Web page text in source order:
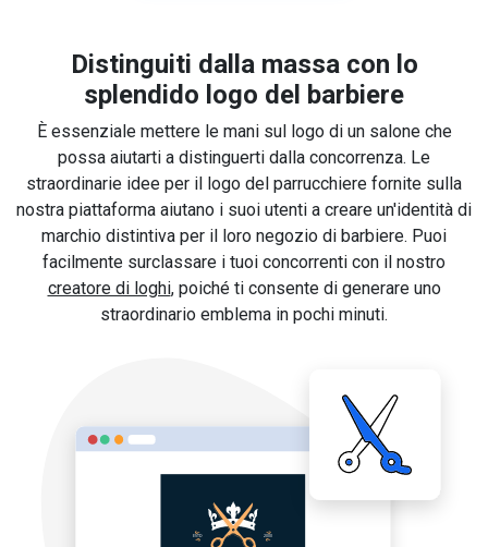
Distinguiti dalla massa con lo
splendido logo del barbiere
È essenziale mettere le mani sul logo di un salone che
possa aiutarti a distinguerti dalla concorrenza. Le
straordinarie idee per il logo del parrucchiere fornite sulla
nostra piattaforma aiutano i suoi utenti a creare un'identità di
marchio distintiva per il loro negozio di barbiere. Puoi
facilmente surclassare i tuoi concorrenti con il nostro
creatore di loghi, poiché ti consente di generare uno
straordinario emblema in pochi minuti.